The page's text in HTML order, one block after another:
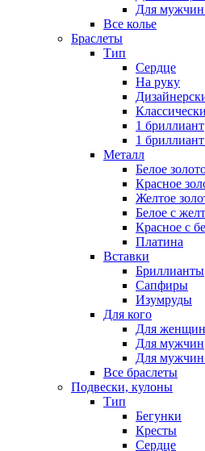
Для
Все колье
Браслеты
Тип
Сердце
На руку
1 бриллиант
1
Металл
Белое
Красное
Желтое
Белое с
Красное с
Платина
Вставки
Бриллианты
Сапфиры
Изумруды
Для кого
Для женщин
Для мужчин
Для
Все браслеты
Подвески, кулоны
Тип
Бегунки
Кресты
Сердце